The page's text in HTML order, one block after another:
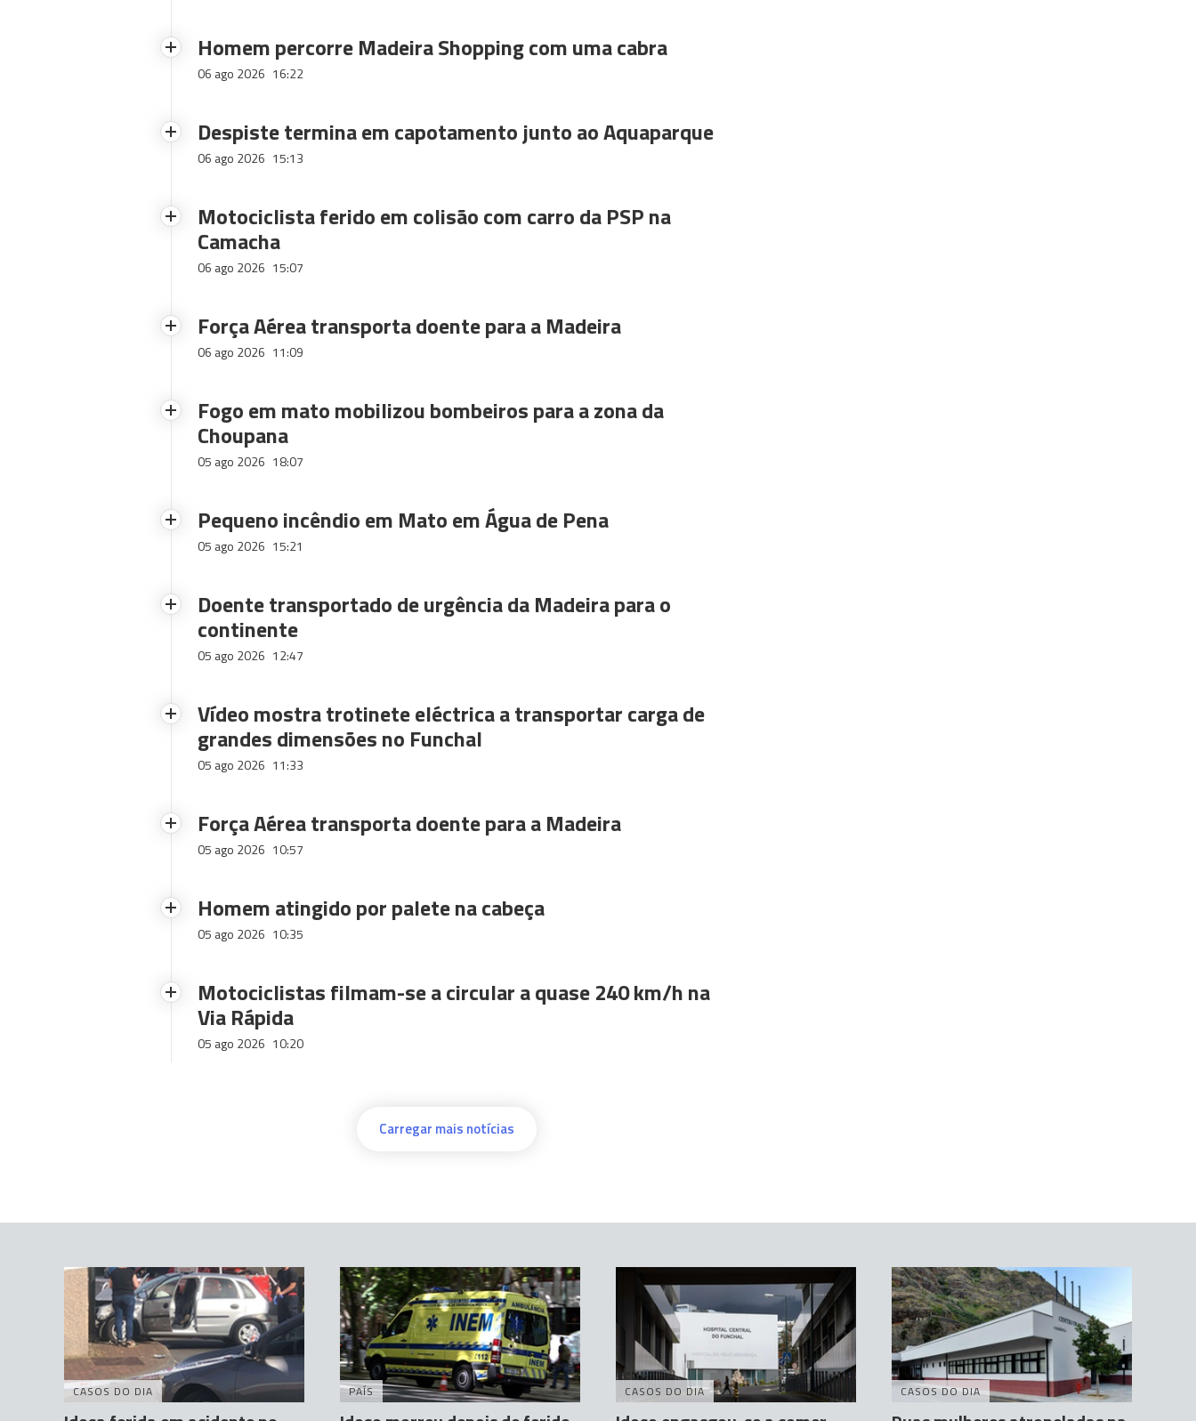
Homem percorre Madeira Shopping com uma cabra
06 ago 2026 16:22
Despiste termina em capotamento junto ao Aquaparque
06 ago 2026 15:13
Motociclista ferido em colisão com carro da PSP na
Camacha
06 ago 2026 15:07
Força Aérea transporta doente para a Madeira
06 ago 2026 11:09
Fogo em mato mobilizou bombeiros para a zona da
Choupana
05 ago 2026 18:07
Pequeno incêndio em Mato em Água de Pena
05 ago 2026 15:21
Doente transportado de urgência da Madeira para o
continente
05 ago 2026 12:47
Vídeo mostra trotinete eléctrica a transportar carga de
grandes dimensões no Funchal
05 ago 2026 11:33
Força Aérea transporta doente para a Madeira
05 ago 2026 10:57
Homem atingido por palete na cabeça
05 ago 2026 10:35
Motociclistas filmam-se a circular a quase 240 km/h na
Via Rápida
05 ago 2026 10:20
Carregar mais notícias
CASOS DO DIA PAÍS CASOS DO DIA CASOS DO DIA